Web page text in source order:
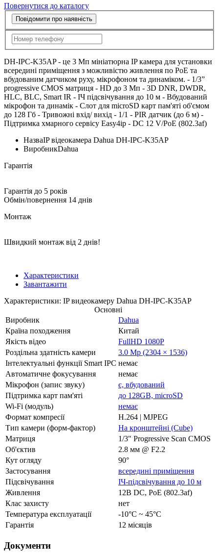
Повернутися до каталогу
Повідомити про наявність
DH-IPC-K35AP - це 3 Мп мініатюрна IP камера для установки
всередині приміщення з можливістю живлення по PoE та
вбудованим датчиком руху, мікрофоном та динаміком. - 1/3”
progressive CMOS матриця - HD до 3 Мп - 3D DNR, DWDR,
HLC, BLC, Smart IR - ІЧ підсвічування до 10 м - Вбудований
мікрофон та динамік - Слот для microSD карт пам'яті об'ємом
до 128 Гб - Тривожні вхід/ вихід - 1/1 - PIR датчик (до 6 м) -
Підтримка хмарного сервісу Easy4ip - DC 12 V/PoE (802.3af)
НазваIP відеокамера Dahua DH-IPC-K35AP
ВиробникDahua
Гарантія
Гарантія до 5 років
Обмін/повернення 14 днів
Монтаж
Швидкий монтаж від 2 днів!
Характеристики
Завантажити
Характеристики: IP видеокамеру Dahua DH-IPC-K35AP
Основні
Виробник
Dahua
Країна походження
Китай
Якість відео
FullHD 1080P
Роздільна здатність камери
3.0 Mp (2304 × 1536)
Інтелектуальні функції Smart IPC немає
Автоматичне фокусування
немає
Мікрофон (запис звуку)
є, вбудований
Підтримка карт пам'яті
до 128GB, microSD
Wi-Fi (модуль)
немає
Формат компресії
H.264 | MJPEG
Тип камери (форм-фактор)
На кронштейні (Cube)
Матриця
1/3" Progressive Scan CMOS
Об'єктив
2.8 мм @ F2.2
Кут огляду
90°
Застосування
всередині приміщення
Підсвічування
ІЧ-підсвічування до 10 м
Живлення
12В DC, РоЕ (802.3af)
Клас захисту
нет
Температура експлуатації
-10°C ~ 45°C
Гарантія
12 місяців
Документи